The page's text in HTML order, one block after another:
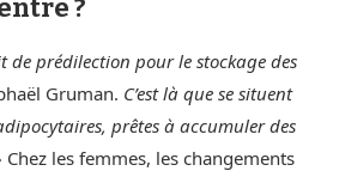
?
de prédilection pour le stockage des
Gruman. C’est là que se situent
prêtes à accumuler des
Chez les femmes, les changements